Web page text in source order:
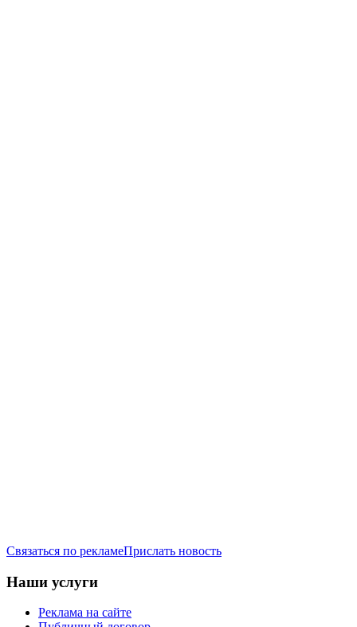
Связаться по рекламеПрислать новость
Наши услуги
Реклама на сайте